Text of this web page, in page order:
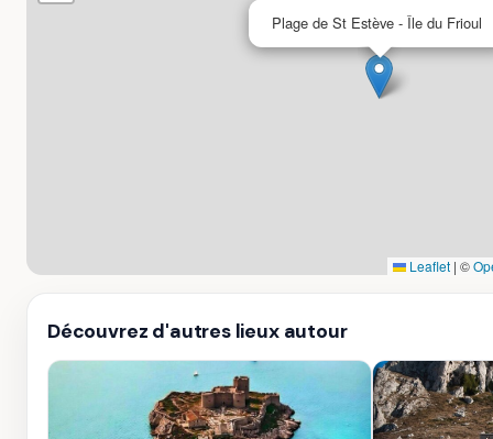
Plage de St Estève - Île du Frioul
Leaflet | ©
Découvrez d'autres lieux autour